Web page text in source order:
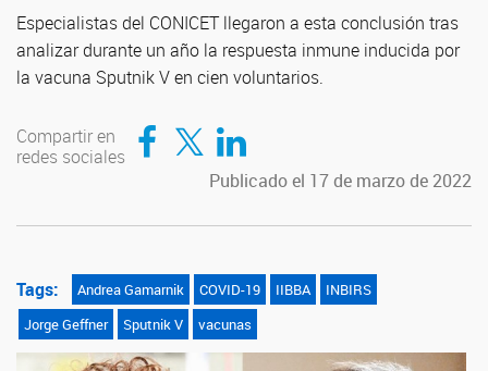
Especialistas del CONICET llegaron a esta conclusión tras
analizar durante un año la respuesta inmune inducida por
la vacuna Sputnik V en cien voluntarios.
Compartir en
redes sociales
Compartir en Facebook
Compartir en TwitterCompartir en LinkedIn
Publicado el 17 de marzo de 2022
Tags: Andrea Gamarnik COVID-19 IIBBA
INBIRS
Jorge Geffner
Sputnik V vacunas